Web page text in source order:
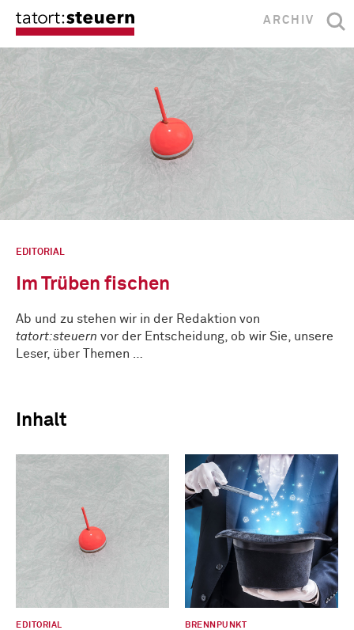
ARCHIV
EDITORIAL
Im Trüben fischen
Ab und zu stehen wir in der Redaktion von
tatort:steuern vor der Entscheidung, ob wir Sie, unsere
Leser, über Themen …
Inhalt
EDITORIAL BRENNPUNKT